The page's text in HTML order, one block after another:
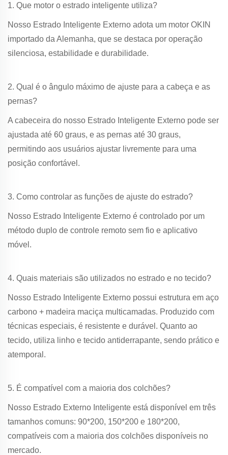
1. Que motor o estrado inteligente utiliza?
Nosso Estrado Inteligente Externo adota um motor OKIN
importado da Alemanha, que se destaca por operação
silenciosa, estabilidade e durabilidade.
2. Qual é o ângulo máximo de ajuste para a cabeça e as
pernas?
A cabeceira do nosso Estrado Inteligente Externo pode ser
ajustada até 60 graus, e as pernas até 30 graus,
permitindo aos usuários ajustar livremente para uma
posição confortável.
3. Como controlar as funções de ajuste do estrado?
Nosso Estrado Inteligente Externo é controlado por um
método duplo de controle remoto sem fio e aplicativo
móvel.
4. Quais materiais são utilizados no estrado e no tecido?
Nosso Estrado Inteligente Externo possui estrutura em aço
carbono + madeira maciça multicamadas. Produzido com
técnicas especiais, é resistente e durável. Quanto ao
tecido, utiliza linho e tecido antiderrapante, sendo prático e
atemporal.
5. É compatível com a maioria dos colchões?
Nosso Estrado Externo Inteligente está disponível em três
tamanhos comuns: 90*200, 150*200 e 180*200,
compatíveis com a maioria dos colchões disponíveis no
mercado.